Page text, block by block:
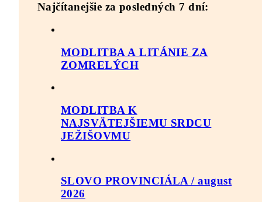
Najčítanejšie za posledných 7 dní:
MODLITBA A LITÁNIE ZA
ZOMRELÝCH
MODLITBA K
NAJSVÄTEJŠIEMU SRDCU
JEŽIŠOVMU
SLOVO PROVINCIÁLA / august
2026